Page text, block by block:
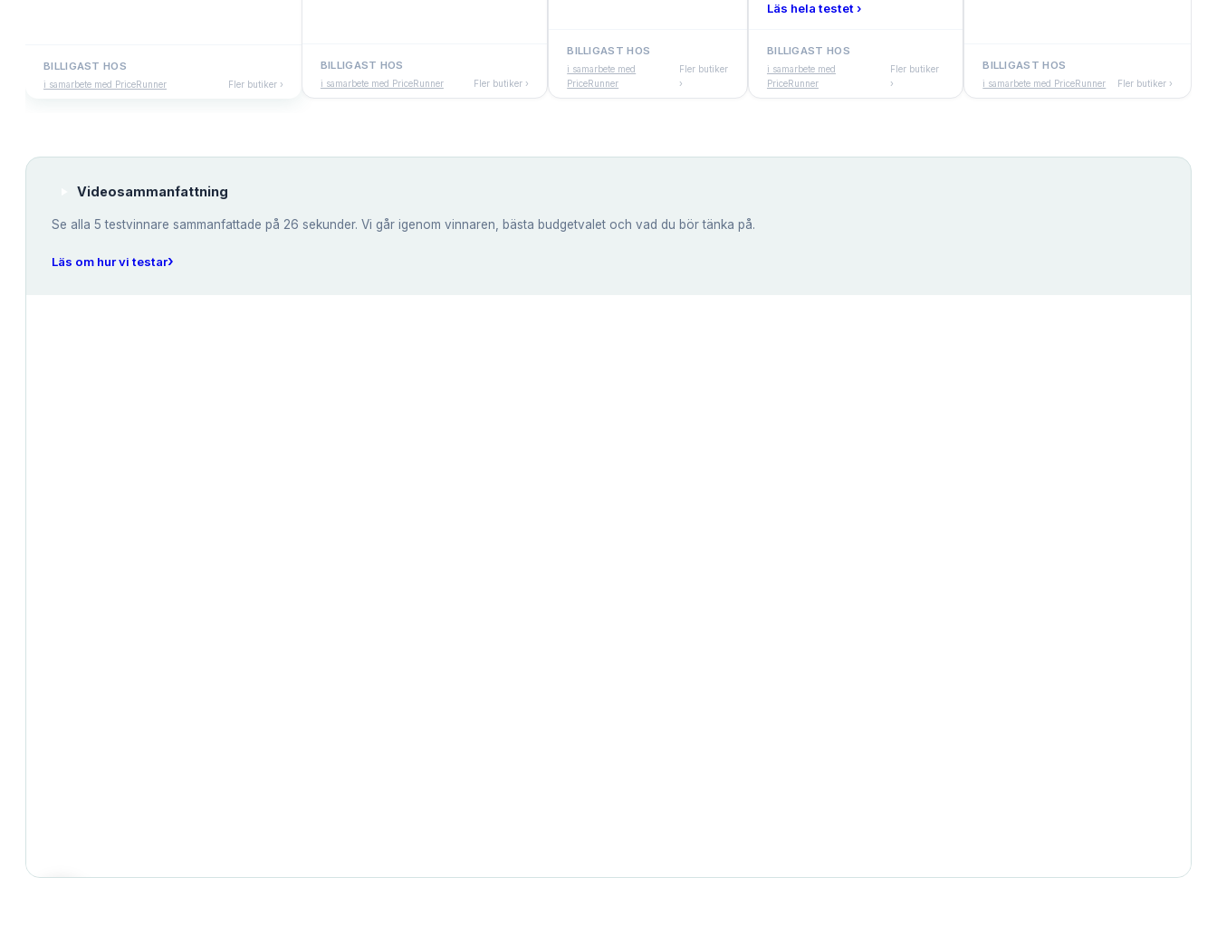
BILLIGAST HOS
i samarbete med PriceRunner Fler butiker ›
BILLIGAST HOS
i samarbete med PriceRunner Fler butiker ›
BILLIGAST HOS
i samarbete med
PriceRunner
Fler butiker
›
Läs hela testet ›
BILLIGAST HOS
i samarbete med
PriceRunner
Fler butiker
›
BILLIGAST HOS
i samarbete med PriceRunner Fler butiker ›
Videosammanfattning
Se alla 5 testvinnare sammanfattade på 26 sekunder. Vi går igenom vinnaren, bästa budgetvalet och vad du bör tänka på.
Läs om hur vi testar›